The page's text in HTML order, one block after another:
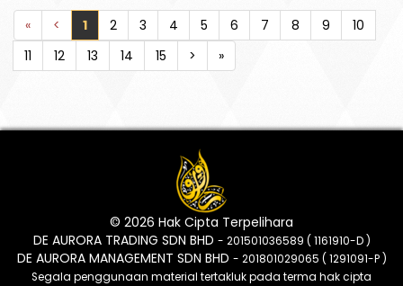
« < 1 2 3 4 5 6 7 8 9
10
11
12 13 14 15 > »
© 2026 Hak Cipta Terpelihara
DE AURORA TRADING SDN BHD - 201501036589 ( 1161910-D )
DE AURORA MANAGEMENT SDN BHD - 201801029065 ( 1291091-P )
Segala penggunaan material tertakluk pada terma hak cipta